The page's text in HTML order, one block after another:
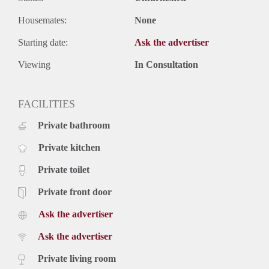
- Gratis parkeren voor de deur .
- Eindschoonmaak verplicht.
- Borg gelijk aan 2 maanden huur.
Prijs
€ 1.575,- exclusief gebruikerslasten (g/w/e, tv, internet en
keukenapparatuur.
Housemates: None
Starting date: Ask the advertiser
Viewing In Consultation
FACILITIES
Private bathroom
Private kitchen
Private toilet
Private front door
Ask the advertiser
Ask the advertiser
Private living room